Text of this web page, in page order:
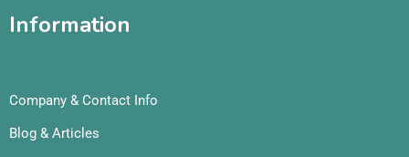
Information
Company & Contact Info
Blog & Articles